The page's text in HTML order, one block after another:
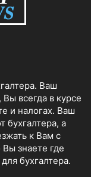
Ваш
Вы всегда в курсе
и налогах. Ваш
бухгалтера, а
к Вам с
знаете где
бухгалтера.